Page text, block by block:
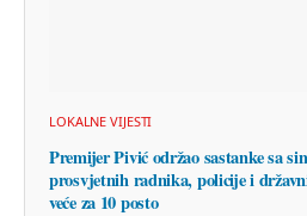
LOKALNE VIJESTI
Premijer Pivić održao sastanke sa
prosvjetnih radnika, policije i
veće za 10 posto